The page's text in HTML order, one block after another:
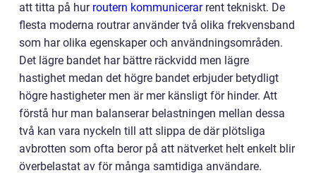
att titta på hur routern kommunicerarrent tekniskt. De
flesta moderna routrar använder två olika frekvensband
som har olika egenskaper och användningsområden.
Det lägre bandet har bättre räckvidd men lägre
hastighet medan det högre bandet erbjuder betydligt
högre hastigheter men är mer känsligt för hinder. Att
förstå hur man balanserar belastningen mellan dessa
två kan vara nyckeln till att slippa de där plötsliga
avbrotten som ofta beror på att nätverket helt enkelt blir
överbelastat av för många samtidiga användare.